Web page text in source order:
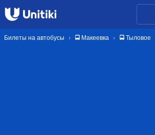
Билеты на автобусы 🚍 Макеевка 🚍 Тыловое